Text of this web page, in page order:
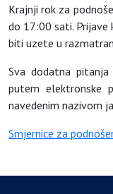
Krajnji rok za
do 17:00 sati. Prijave
biti uzete u
Sva dodatna
putem elektronske
navedenim nazivom
Smjernice za